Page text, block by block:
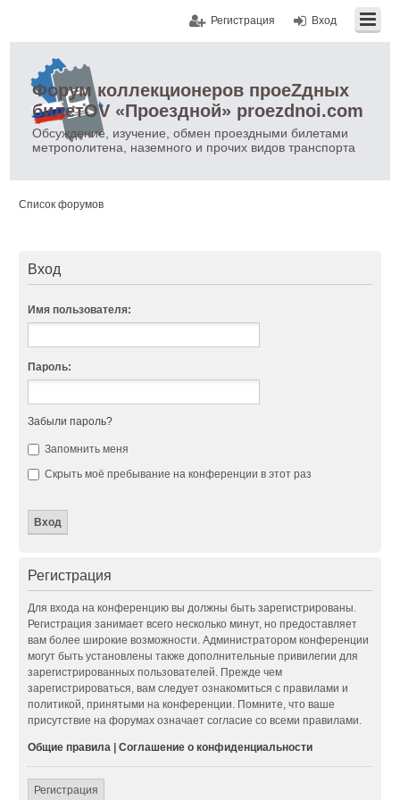
Вход
Регистрация
Форум коллекционеров проеZдных
билетOV «Проездной» proezdnoi.com
Обсуждение, изучение, обмен проездными билетами
метрополитена, наземного и прочих видов транспорта
Список форумов
Вход
Имя пользователя:
Пароль:
Забыли пароль?
Запомнить меня
Скрыть моё пребывание на конференции в этот раз
Регистрация
Для входа на конференцию вы должны быть зарегистрированы.
Регистрация занимает всего несколько минут, но предоставляет
вам более широкие возможности. Администратором конференции
могут быть установлены также дополнительные привилегии для
зарегистрированных пользователей. Прежде чем
зарегистрироваться, вам следует ознакомиться с правилами и
политикой, принятыми на конференции. Помните, что ваше
присутствие на форумах означает согласие со всеми правилами.
Общие правила |Соглашение о конфиденциальности
Регистрация